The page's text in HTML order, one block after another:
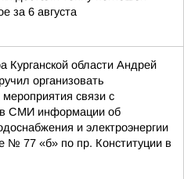
за 6 августа
Курганской области Андрей
организовать
связи с
СМИ информации об
и электроэнергии
№ 77 «б» по пр. Конституции в